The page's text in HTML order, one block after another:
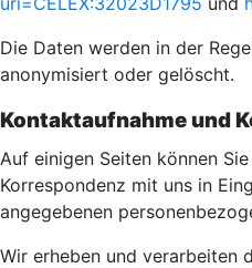
Die Daten werden in der
anonymisiert oder gelöscht.
Kontaktaufnahme und
Auf einigen Seiten können
Korrespondenz mit uns in
angegebenen
Wir erheben und verarbeiten